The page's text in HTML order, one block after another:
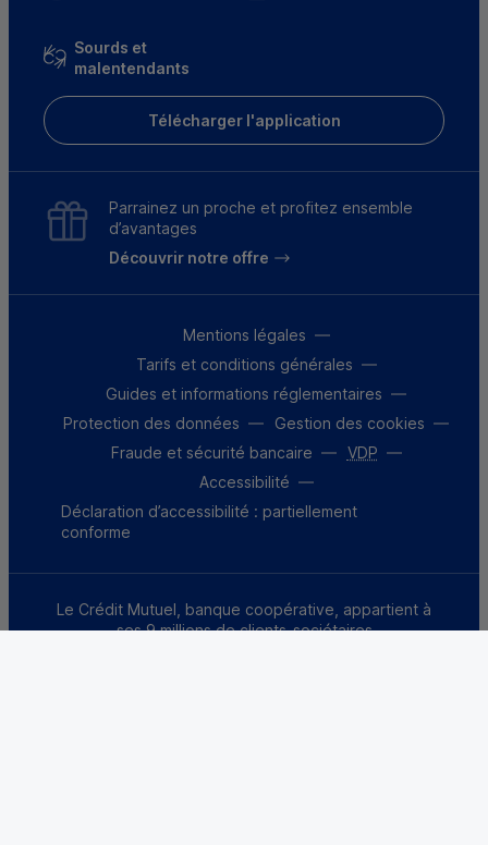
Sourds et
malentendants
Télécharger l'application
Parrainez un proche et profitez ensemble
d’avantages
Découvrir notre offre
Mentions légales
Tarifs et conditions générales
Guides et informations réglementaires
Protection des données
Gestion des cookies
Fraude et sécurité bancaire
VDP
Accessibilité
Déclaration d’accessibilité : partiellement
conforme
Le Crédit Mutuel, banque coopérative, appartient à
ses 9 millions de clients-sociétaires